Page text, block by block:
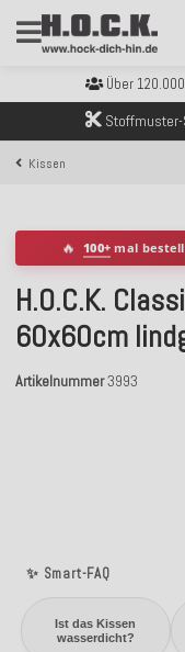
Kostenloser
Sicher
Kostenloser
Über
Sicher
Kostenloser
Stoffmuster-
Kissen
✨ Smart-FAQ
Ist das Kissen
wasserdicht?
🔥 100+ mal
H.O.C.K.
60x60cm
Artikelnummer3993